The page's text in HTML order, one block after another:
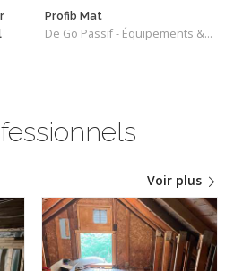
Profib Mat
De Go Passif - Équipements & Matériaux
Voir plus